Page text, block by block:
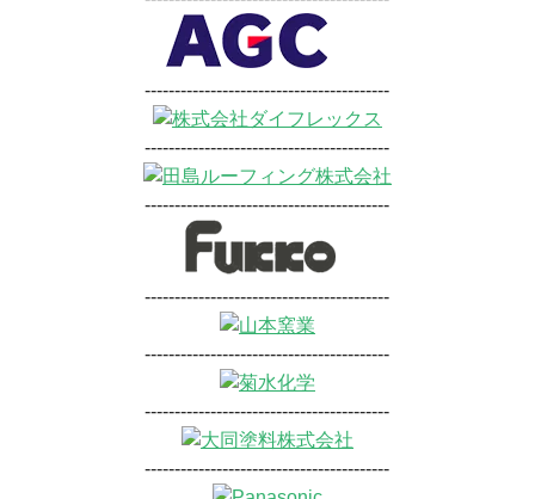
-----------------------------------------
-----------------------------------------
-----------------------------------------
-----------------------------------------
-----------------------------------------
-----------------------------------------
-----------------------------------------